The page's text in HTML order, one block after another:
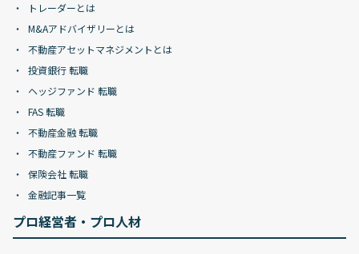
トレーダーとは
M&Aアドバイザリーとは
不動産アセットマネジメントとは
投資銀行 転職
ヘッジファンド 転職
FAS 転職
不動産金融 転職
不動産ファンド 転職
保険会社 転職
金融記事一覧
プロ経営者・プロ人材